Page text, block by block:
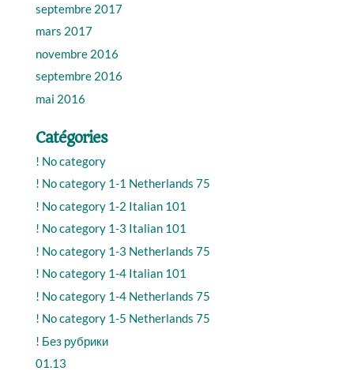
septembre 2017
mars 2017
novembre 2016
septembre 2016
mai 2016
Catégories
! No category
! No category 1-1 Netherlands 75
! No category 1-2 Italian 101
! No category 1-3 Italian 101
! No category 1-3 Netherlands 75
! No category 1-4 Italian 101
! No category 1-4 Netherlands 75
! No category 1-5 Netherlands 75
! Без рубрики
01.13